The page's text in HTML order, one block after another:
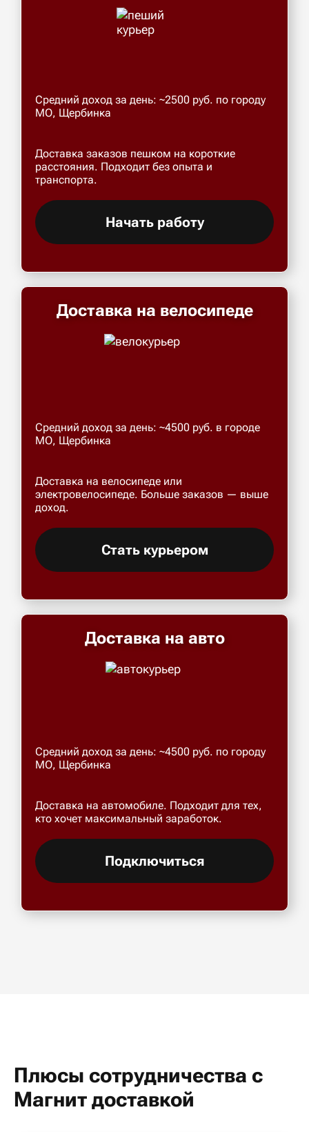
Средний доход за день: ~2500 руб. по городу
МО, Щербинка
Доставка заказов пешком на короткие
расстояния. Подходит без опыта и
транспорта.
Начать работу
Доставка на велосипеде
Средний доход за день: ~4500 руб. в городе
МО, Щербинка
Доставка на велосипеде или
электровелосипеде. Больше заказов — выше
доход.
Стать курьером
Доставка на авто
Средний доход за день: ~4500 руб. по городу
МО, Щербинка
Доставка на автомобиле. Подходит для тех,
кто хочет максимальный заработок.
Подключиться
Плюсы сотрудничества с
Магнит доставкой